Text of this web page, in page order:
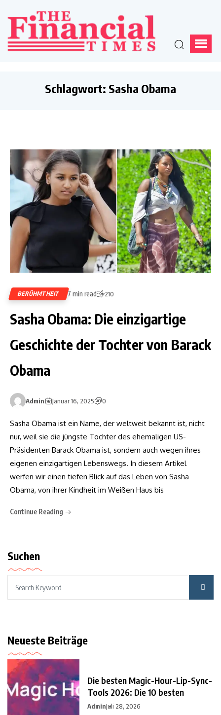
Schlagwort: Sasha Obama
BERÜHMTHEIT 7 min read 210
Sasha Obama: Die einzigartige
Geschichte der Tochter von Barack
Obama
Admin Januar 16, 2025 0
Sasha Obama ist ein Name, der weltweit bekannt ist, nicht
nur, weil sie die jüngste Tochter des ehemaligen US-
Präsidenten Barack Obama ist, sondern auch wegen ihres
eigenen einzigartigen Lebenswegs. In diesem Artikel
werfen wir einen tiefen Blick auf das Leben von Sasha
Obama, von ihrer Kindheit im Weißen Haus bis
Continue Reading
Suchen
Neueste Beiträge
Die besten Magic-Hour-Lip-Sync-
Tools 2026: Die 10 besten
AdminJuli 28, 2026